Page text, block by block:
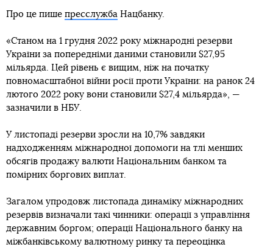
Про це пише пресслужба Нацбанку.
«Станом на 1 грудня 2022 року міжнародні резерви
України за попередніми даними становили $27,95
мільярда. Цей рівень є вищим, ніж на початку
повномасштабної війни росії проти України: на ранок 24
лютого 2022 року вони становили $27,4 мільярда», —
зазначили в НБУ.
У листопаді резерви зросли на 10,7% завдяки
надходженням міжнародної допомоги на тлі менших
обсягів продажу валюти Національним банком та
помірних боргових виплат.
Загалом упродовж листопада динаміку міжнародних
резервів визначали такі чинники: операції з управління
державним боргом; операції Національного банку на
міжбанківському валютному ринку та переоцінка